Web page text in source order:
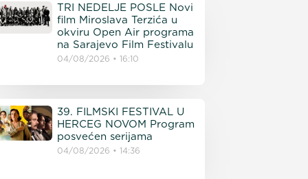
TRI NEDELJE POSLE Novi
film Miroslava Terzića u
okviru Open Air programa
na Sarajevo Film Festivalu
04/08/2026 16:10
39. FILMSKI FESTIVAL U
HERCEG NOVOM Program
posvećen serijama
04/08/2026 14:36